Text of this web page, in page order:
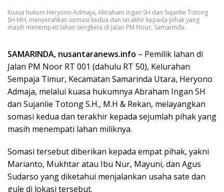
Kuasa hukum Heryono Admaja, Abraham Ingan SH dan Sujanlie Totong
SH MH, menyerahkan somasi kedua dan terakhir kepada pihak yang
masih menempati lahan sengketa di Jalan PM Noor, Samarinda.
SAMARINDA, nusantaranews.info – Pemilik lahan di
Jalan PM Noor RT 001 (dahulu RT 50), Kelurahan
Sempaja Timur, Kecamatan Samarinda Utara, Heryono
Admaja, melalui kuasa hukumnya Abraham Ingan SH
dan Sujanlie Totong S.H., M.H & Rekan, melayangkan
somasi kedua dan terakhir kepada sejumlah pihak yang
masih menempati lahan miliknya.
Somasi tersebut diberikan kepada empat pihak, yakni
Marianto, Mukhtar atau Ibu Nur, Mayuni, dan Agus
Sudarso yang diketahui menjalankan usaha sate dan
gule di lokasi tersebut.